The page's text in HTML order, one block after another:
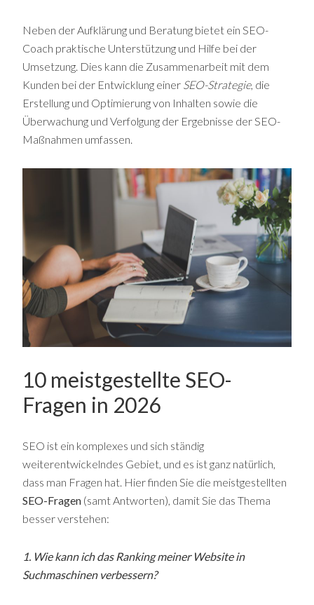
Neben der Aufklärung und Beratung bietet ein SEO-
Coach praktische Unterstützung und Hilfe bei der
Umsetzung. Dies kann die Zusammenarbeit mit dem
Kunden bei der Entwicklung einer SEO-Strategie, die
Erstellung und Optimierung von Inhalten sowie die
Überwachung und Verfolgung der Ergebnisse der SEO-
Maßnahmen umfassen.
10 meistgestellte SEO-
Fragen in 2026
SEO ist ein komplexes und sich ständig
weiterentwickelndes Gebiet, und es ist ganz natürlich,
dass man Fragen hat. Hier finden Sie die meistgestellten
SEO-Fragen (samt Antworten), damit Sie das Thema
besser verstehen:
1. Wie kann ich das Ranking meiner Website in
Suchmaschinen verbessern?